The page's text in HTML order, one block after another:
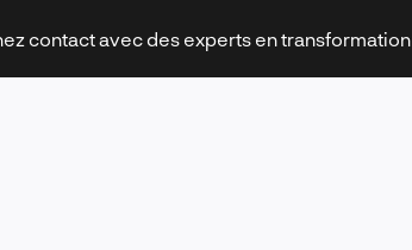
contact avec des experts en transformation